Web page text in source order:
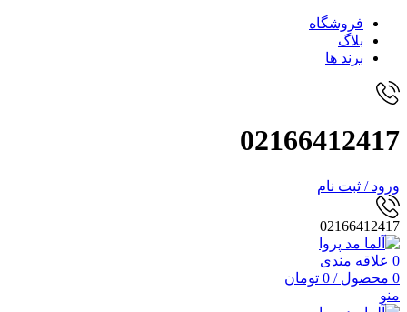
فروشگاه
بلاگ
برند ها
02166412417
ورود / ثبت نام
02166412417
0 علاقه مندی
0 محصول /
0 تومان
منو